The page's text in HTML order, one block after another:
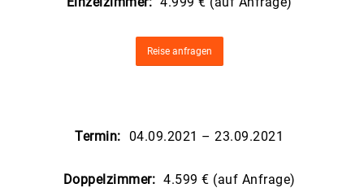
Reise anfragen
Termin: 04.09.2021 – 23.09.2021
Doppelzimmer: 4.599 € (auf Anfrage)